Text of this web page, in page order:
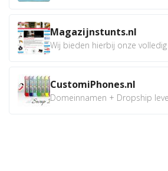
Magazijnstunts.nl
CustomiPhones.nl